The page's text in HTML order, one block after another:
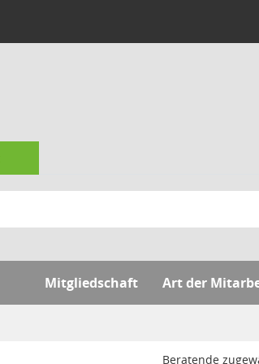
Mitgliedschaft Art der
Beratende